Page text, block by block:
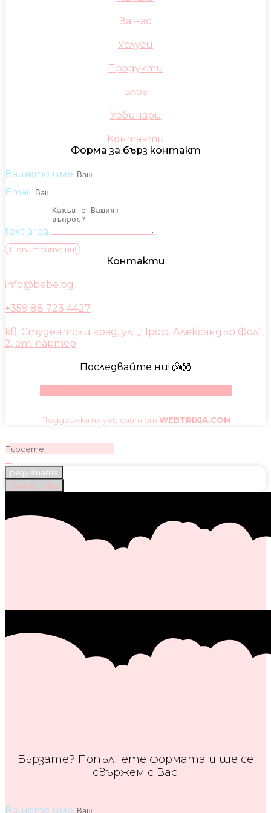
За нас
Услуги
Продукти
Блог
Уебинари
Контакти
Форма за бърз контакт
Вашето име
Email
text area
Попитайте ни!
Контакти
info@bebe.bg
+359 88 723 4427
кв. Студентски град, ул. „Проф. Александър Фол“,
2, ет. партер
Последвайте ни! 👼🏼
Поддръжка на уеб сайт от WEBTRIXIA.COM
резултата
Виж всички
Бързате? Попълнете формата и ще се
свържем с Вас!
Вашето име